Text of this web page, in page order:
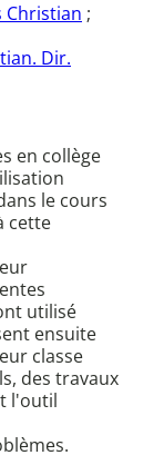
Christian ;
Dir.
en collège
le cours
cette
utilisé
ensuite
classe
des travaux
l'outil